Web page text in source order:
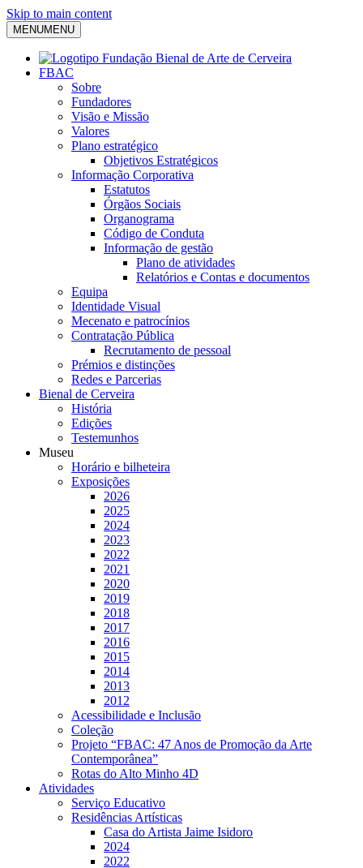
Skip to main content
MENUMENU
FBAC
Sobre
Fundadores
Visão e Missão
Valores
Plano estratégico
Objetivos Estratégicos
Informação Corporativa
Estatutos
Órgãos Sociais
Organograma
Código de Conduta
Informação de gestão
Plano de atividades
Relatórios e Contas e documentos
Equipa
Identidade Visual
Mecenato e patrocínios
Contratação Pública
Recrutamento de pessoal
Prémios e distinções
Redes e Parcerias
Bienal de Cerveira
História
Edições
Testemunhos
Museu
Horário e bilheteira
Exposições
2026
2025
2024
2023
2022
2021
2020
2019
2018
2017
2016
2015
2014
2013
2012
Acessibilidade e Inclusão
Coleção
Projeto “FBAC: 47 Anos de Promoção da Arte
Contemporânea”
Rotas do Alto Minho 4D
Atividades
Serviço Educativo
Residências Artísticas
Casa do Artista Jaime Isidoro
2024
2022